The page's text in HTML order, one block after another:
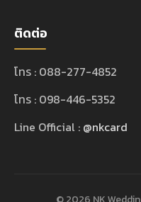
ติดต่อ
โทร : 088-277-4852
โทร : 098-446-5352
Line Official : @nkcard